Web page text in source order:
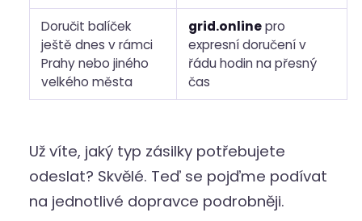
Doručit balíček
ještě dnes v rámci
Prahy nebo jiného
velkého města
grid.onlinepro
expresní doručení v
řádu hodin na přesný
čas
Už víte, jaký typ zásilky potřebujete
odeslat? Skvělé. Teď se pojďme podívat
na jednotlivé dopravce podrobněji.